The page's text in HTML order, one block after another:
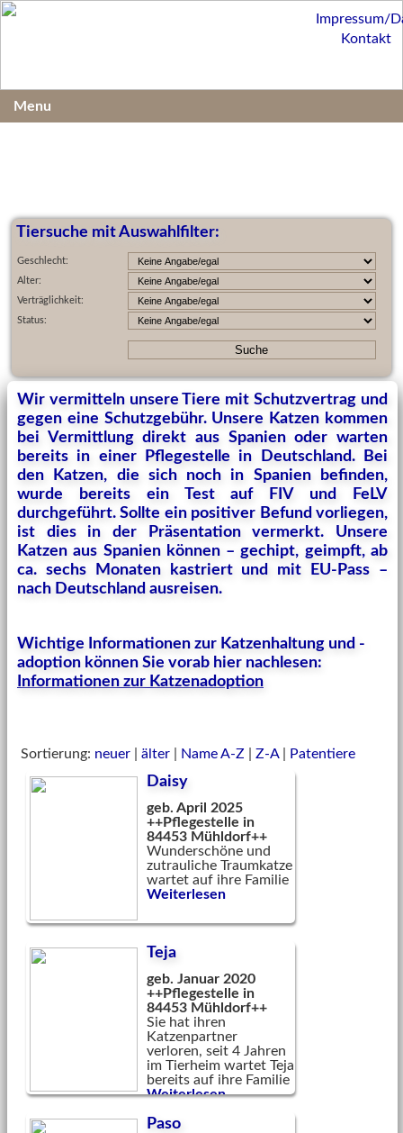
Tiersuche mit Auswahlfilter:
Geschlecht:
Alter:
Verträglichkeit:
Status:
Wir vermitteln unsere Tiere mit Schutzvertrag und
gegen eine Schutzgebühr. Unsere Katzen kommen
bei Vermittlung direkt aus Spanien oder warten
bereits in einer Pflegestelle in Deutschland. Bei
den Katzen, die sich noch in Spanien befinden,
wurde bereits ein Test auf FIV und FeLV
durchgeführt. Sollte ein positiver Befund vorliegen,
ist dies in der Präsentation vermerkt. Unsere
Katzen aus Spanien können – gechipt, geimpft, ab
ca. sechs Monaten kastriert und mit EU-Pass –
nach Deutschland ausreisen.
Wichtige Informationen zur Katzenhaltung und -
adoption können Sie vorab hier nachlesen:
Informationen zur Katzenadoption
Sortierung: neuer älter Name A-Z Z-A| Patentiere
Daisy
geb. April 2025
++Pflegestelle in
84453 Mühldorf++
Wunderschöne und
zutrauliche Traumkatze
wartet auf ihre Familie
Weiterlesen
Teja
geb. Januar 2020
++Pflegestelle in
84453 Mühldorf++
Sie hat ihren
Katzenpartner
verloren, seit 4 Jahren
im Tierheim wartet Teja
bereits auf ihre Familie
Weiterlesen
Paso
Impressum/
Kontakt
Menu